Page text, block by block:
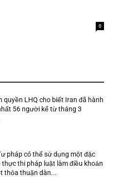
0
quyền LHQ cho biết Iran đã hành
56 người kể từ tháng 3
pháp có thể sử dụng một đặc
thực thi pháp luật làm điều khoản
thỏa thuận dàn...